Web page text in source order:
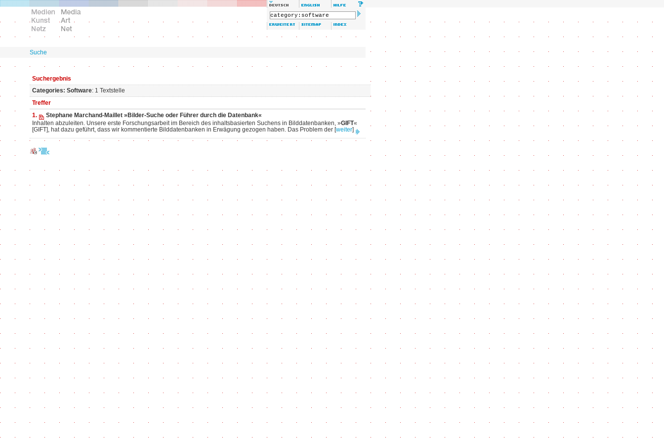
Suche
Suchergebnis
Categories: Software: 1 Textstelle
Treffer
1.
Stephane Marchand-Maillet »Bilder-Suche oder Führer durch die Datenbank«
Inhalten abzuleiten. Unsere erste Forschungsarbeit im Bereich des inhaltsbasierten Suchens in Bilddatenbanken, »GIFT«
[GIFT], hat dazu geführt, dass wir kommentierte Bilddatenbanken in Erwägung gezogen haben. Das Problem der [weiter]